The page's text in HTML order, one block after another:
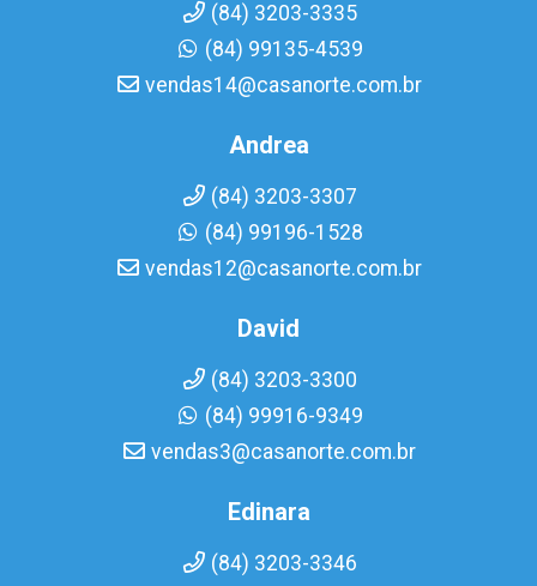
(84) 3203-3335
(84) 99135-4539
vendas14@casanorte.com.br
Andrea
(84) 3203-3307
(84) 99196-1528
vendas12@casanorte.com.br
David
(84) 3203-3300
(84) 99916-9349
vendas3@casanorte.com.br
Edinara
(84) 3203-3346